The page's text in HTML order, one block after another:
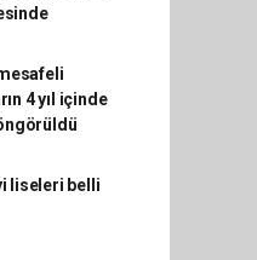
4 yıl içinde
liseleri belli